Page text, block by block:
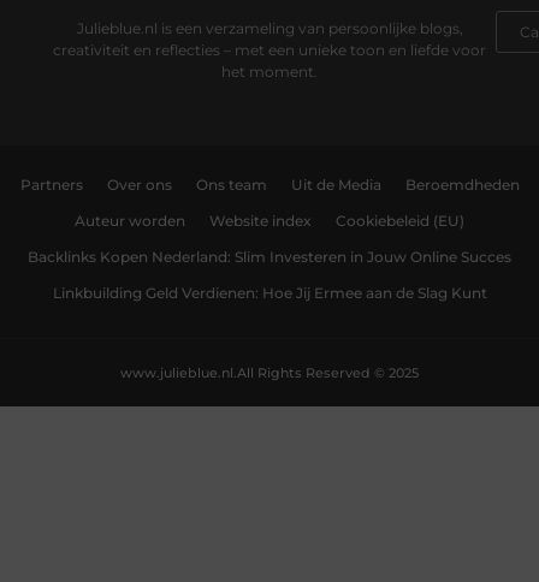
Julieblue.nl is een verzameling van persoonlijke blogs,
creativiteit en reflecties – met een unieke toon en liefde voor
het moment.
Partners Over ons Ons team Uit de Media Beroemdheden
Auteur worden Website index Cookiebeleid (EU)
Backlinks Kopen Nederland: Slim Investeren in Jouw Online Succes
Linkbuilding Geld Verdienen: Hoe Jij Ermee aan de Slag Kunt
All Rights Reserved © 2025
www.julieblue.nl.